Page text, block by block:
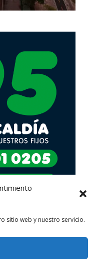
sitio web y nuestro servicio.